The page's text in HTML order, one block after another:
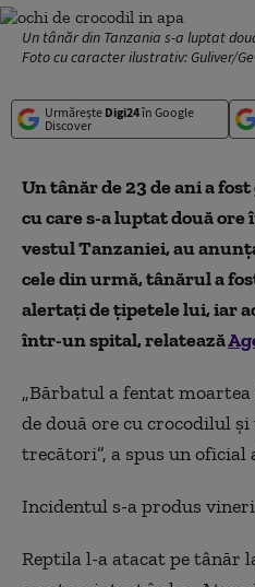
Un tânăr din Tanzania s-a luptat
Foto cu caracter ilustrativ: Guliver/
Urmărește Digi24în Google
Discover
Un tânăr de 23 de ani a
cu care s-a luptat două
vestul Tanzaniei, au
cele din urmă, tânărul a
alertați de țipetele lui, iar
într-un spital, relatează
„Bărbatul a fentat
de două ore cu crocodilul
trecători”, a spus un oficial
Incidentul s-a produs
Reptila l-a atacat pe tânăr